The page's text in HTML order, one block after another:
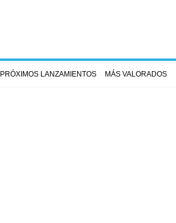
PRÓXIMOS LANZAMIENTOS MÁS VALORADOS